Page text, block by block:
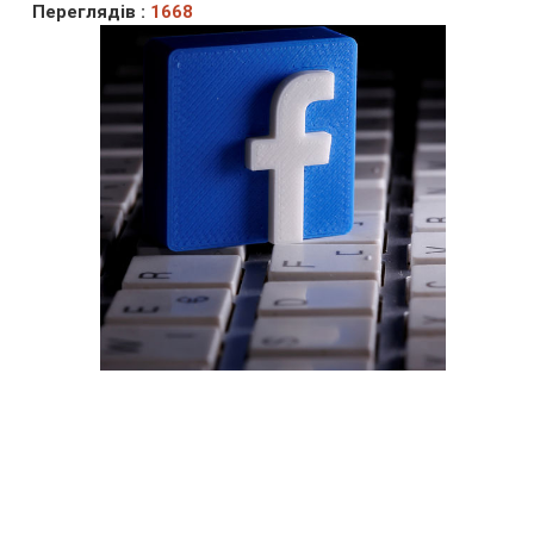
Переглядів : 1668